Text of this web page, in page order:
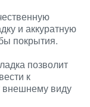
и аккуратную
покрытия.
позволит
к
внешнему виду